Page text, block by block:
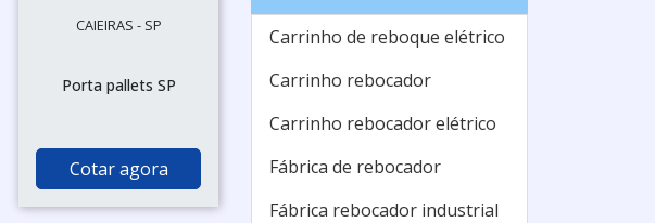
CAIEIRAS - SP
Porta pallets SP
Cotar agora
Carrinho de reboque elétrico
Carrinho rebocador
Carrinho rebocador elétrico
Fábrica de rebocador
Fábrica rebocador industrial